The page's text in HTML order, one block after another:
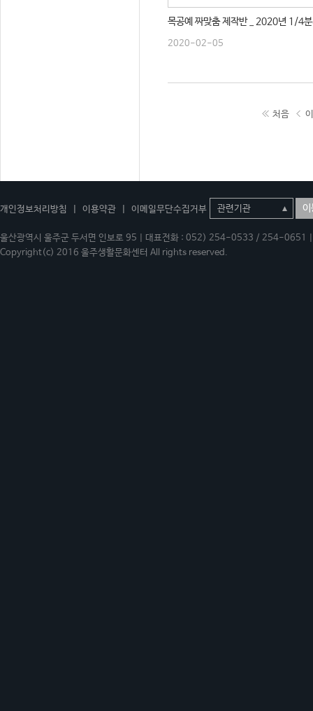
목공예 짜맞춤 제작반 _ 2020년 1/4
2020-02-05
처음
개인정보처리방침 이용약관 이메일무단수집거부 이
울산광역시 울주군 두서면 인보로 95 | 대표전화 : 052) 254-0533 / 254-
Copyright(c) 2016 울주생활문화센터 All rights reserved.